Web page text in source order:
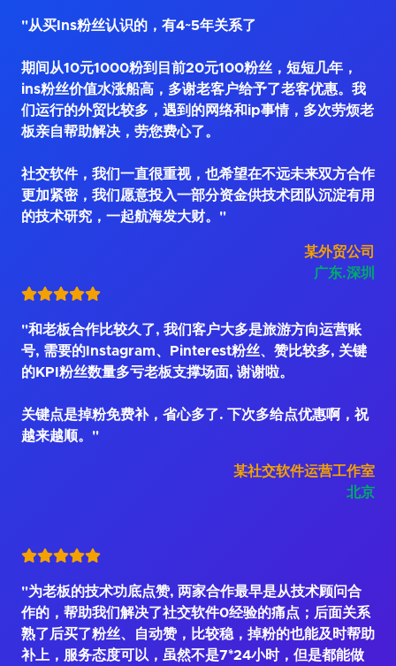
"从买Ins粉丝认识的，有4~5年关系了
期间从10元1000粉到目前20元100粉丝，短短几年，
ins粉丝价值水涨船高，多谢老客户给予了老客优惠。我
们运行的外贸比较多，遇到的网络和ip事情，多次劳烦老
板亲自帮助解决，劳您费心了。
社交软件，我们一直很重视，也希望在不远未来双方合作
更加紧密，我们愿意投入一部分资金供技术团队沉淀有用
的技术研究，一起航海发大财。"
某外贸公司
广东.深圳
"和老板合作比较久了, 我们客户大多是旅游方向运营账
号, 需要的Instagram、Pinterest粉丝、赞比较多, 关键
的KPI粉丝数量多亏老板支撑场面, 谢谢啦。
关键点是掉粉免费补，省心多了. 下次多给点优惠啊，祝
越来越顺。"
某社交软件运营工作室
北京
"为老板的技术功底点赞, 两家合作最早是从技术顾问合
作的，帮助我们解决了社交软件0经验的痛点；后面关系
熟了后买了粉丝、自动赞，比较稳，掉粉的也能及时帮助
补上，服务态度可以，虽然不是7*24小时，但是都能做